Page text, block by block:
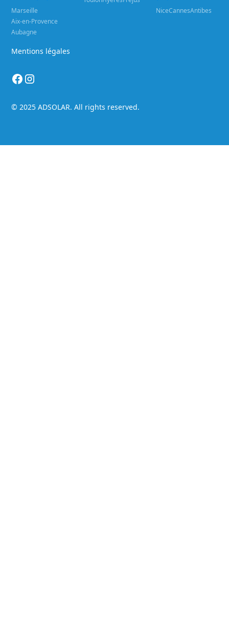
Marseille
Aix-en-Provence
Aubagne
NiceCannesAntibes
© 2025 ADSOLAR. All rights reserved.
Mentions légales